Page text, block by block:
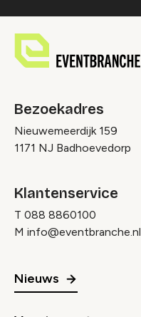
Bezoekadres
Nieuwemeerdijk 159
1171 NJ Badhoevedorp
Klantenservice
T 088 8860100
M info@eventbranche.nl
Nieuws